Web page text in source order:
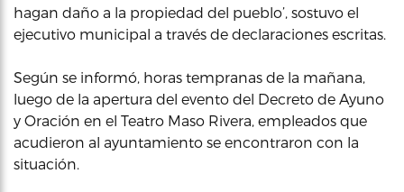
hagan daño a la propiedad del pueblo’, sostuvo el
ejecutivo municipal a través de declaraciones escritas.
Según se informó, horas tempranas de la mañana,
luego de la apertura del evento del Decreto de Ayuno
y Oración en el Teatro Maso Rivera, empleados que
acudieron al ayuntamiento se encontraron con la
situación.